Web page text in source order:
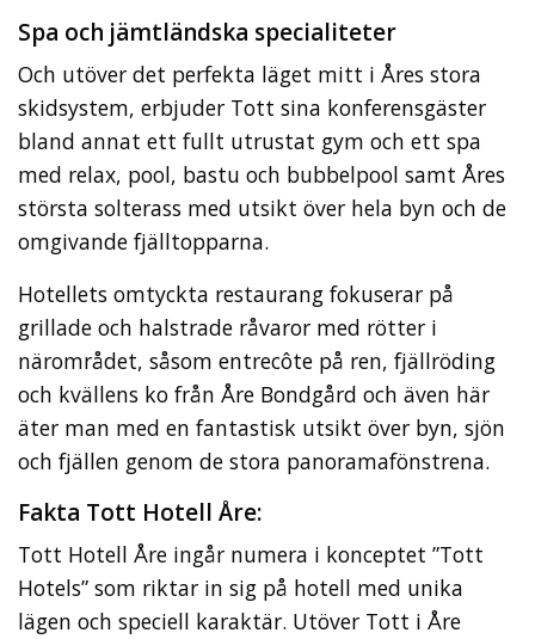
Spa och jämtländska specialiteter
Och utöver det perfekta läget mitt i Åres stora
skidsystem, erbjuder Tott sina konferensgäster
bland annat ett fullt utrustat gym och ett spa
med relax, pool, bastu och bubbelpool samt Åres
största solterass med utsikt över hela byn och de
omgivande fjälltopparna.
Hotellets omtyckta restaurang fokuserar på
grillade och halstrade råvaror med rötter i
närområdet, såsom entrecôte på ren, fjällröding
och kvällens ko från Åre Bondgård och även här
äter man med en fantastisk utsikt över byn, sjön
och fjällen genom de stora panoramafönstrena.
Fakta Tott Hotell Åre:
Tott Hotell Åre ingår numera i konceptet ”Tott
Hotels” som riktar in sig på hotell med unika
lägen och speciell karaktär. Utöver Tott i Åre